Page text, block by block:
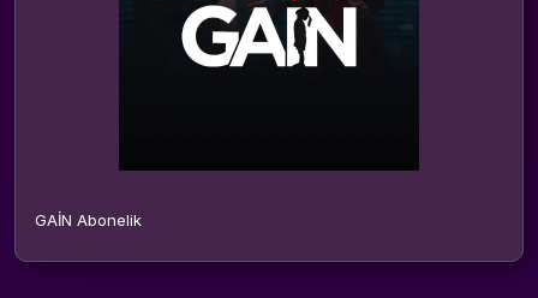
GAİN Abonelik